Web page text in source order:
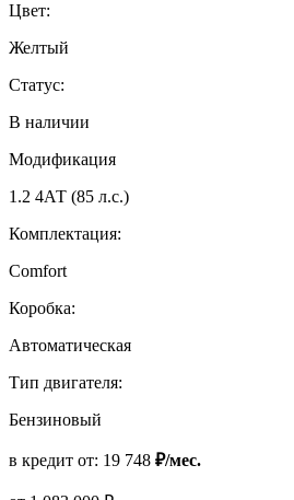
Цвет:
Желтый
Статус:
В наличии
Модификация
1.2 4АТ (85 л.с.)
Комплектация:
Comfort
Коробка:
Автоматическая
Тип двигателя:
Бензиновый
в кредит от: 19 748 ₽/мес.